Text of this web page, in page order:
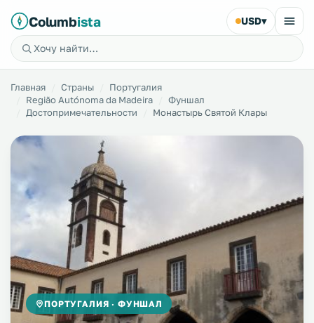
Columbista USD▾
Главная Страны
Португалия
Região Autónoma da Madeira
Фуншал
Достопримечательности
Монастырь Святой Клары
ПОРТУГАЛИЯ · ФУНШАЛ